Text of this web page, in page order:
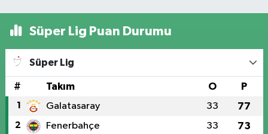
Süper Lig Puan Durumu
Süper Lig
# Takım O P
1 Galatasaray 33 77
2 Fenerbahçe 33 73